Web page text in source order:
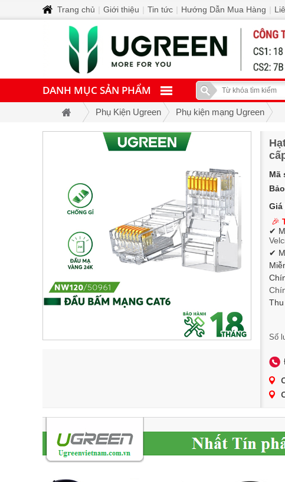
DANH MỤC SẢN PHẨM
Phụ Kiện Ugreen Phụ kiện mạng Ugreen
Mã
Giá
🎉
✔
✔
Số
Trang chủ Giới thiệu Tin tức Hướng Dẫn Mua Hàng